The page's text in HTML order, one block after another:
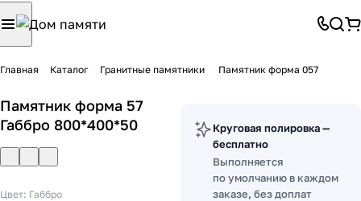
Главная Каталог Гранитные памятники Памятник форма 057
Памятник форма 57
Габбро 800*400*50
Цвет: Габбро
Круговая полировка —
бесплатно
Выполняется
по умолчанию в каждом
заказе, без доплат